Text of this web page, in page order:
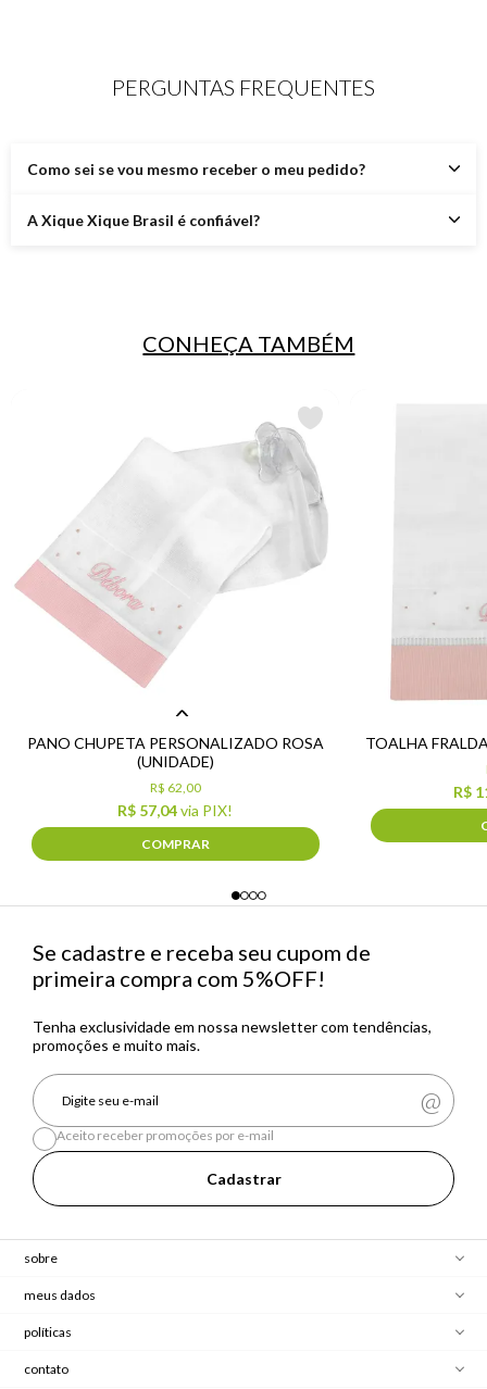
PERGUNTAS FREQUENTES
Como sei se vou mesmo receber o meu pedido?
A Xique Xique Brasil é confiável?
CONHEÇA TAMBÉM
PANO CHUPETA PERSONALIZADO ROSA
(UNIDADE)
R$ 57,04via PIX!
R$ 62,00
COMPRAR
TOALHA
R$
Se cadastre e receba seu cupom de
primeira compra com 5%OFF!
Tenha exclusividade em nossa newsletter com tendências,
promoções e muito mais.
Cadastrar
Aceito receber promoções por e-mail
sobre
meus dados
políticas
contato